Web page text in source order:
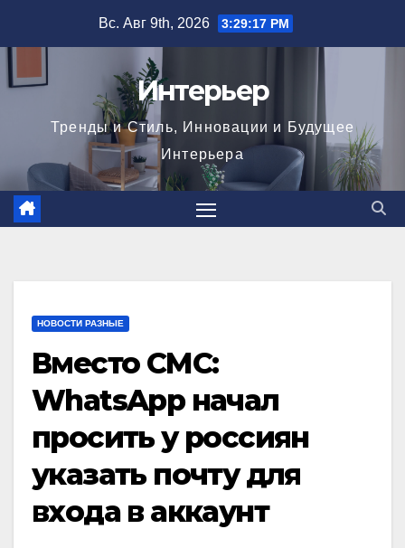
Вс. Авг 9th, 2026 3:29:19 PM
Интерьер
Тренды и Стиль, Инновации и Будущее
Интерьера
НОВОСТИ РАЗНЫЕ
Вместо СМС:
WhatsApp начал
просить у россиян
указать почту для
входа в аккаунт